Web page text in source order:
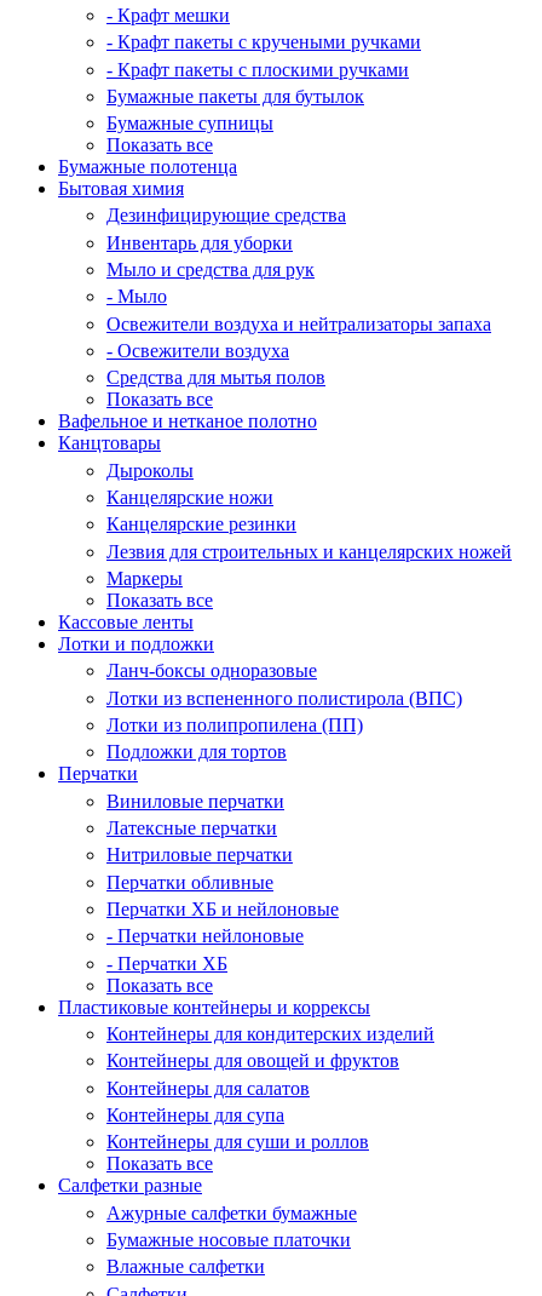
- Крафт мешки
- Крафт пакеты с кручеными ручками
- Крафт пакеты с плоскими ручками
Бумажные пакеты для бутылок
Бумажные супницы
Показать все
Бумажные полотенца
Бытовая химия
Дезинфицирующие средства
Инвентарь для уборки
Мыло и средства для рук
- Мыло
Освежители воздуха и нейтрализаторы запаха
- Освежители воздуха
Средства для мытья полов
Показать все
Вафельное и нетканое полотно
Канцтовары
Дыроколы
Канцелярские ножи
Канцелярские резинки
Лезвия для строительных и канцелярских ножей
Маркеры
Показать все
Кассовые ленты
Лотки и подложки
Ланч-боксы одноразовые
Лотки из вспененного полистирола (ВПС)
Лотки из полипропилена (ПП)
Подложки для тортов
Перчатки
Виниловые перчатки
Латексные перчатки
Нитриловые перчатки
Перчатки обливные
Перчатки ХБ и нейлоновые
- Перчатки нейлоновые
- Перчатки ХБ
Показать все
Пластиковые контейнеры и коррексы
Контейнеры для кондитерских изделий
Контейнеры для овощей и фруктов
Контейнеры для салатов
Контейнеры для супа
Контейнеры для суши и роллов
Показать все
Салфетки разные
Ажурные салфетки бумажные
Бумажные носовые платочки
Влажные салфетки